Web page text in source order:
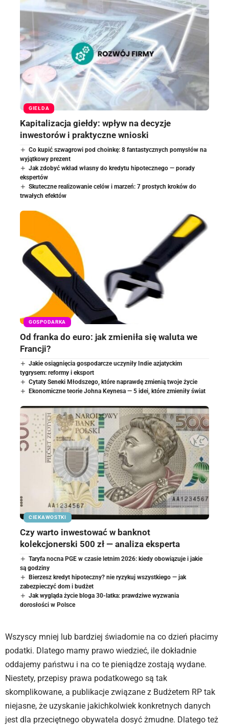
GIEŁDA
Kapitalizacja giełdy: wpływ na decyzje
inwestorów i praktyczne wnioski
Co kupić szwagrowi pod choinkę: 8 fantastycznych pomysłów na
wyjątkowy prezent
Jak zdobyć wkład własny do kredytu hipotecznego — porady
ekspertów
Skuteczne realizowanie celów i marzeń: 7 prostych kroków do
trwałych efektów
GOSPODARKA
Od franka do euro: jak zmieniła się waluta we
Francji?
Jakie osiągnięcia gospodarcze uczyniły Indie azjatyckim
tygrysem: reformy i eksport
Cytaty Seneki Młodszego, które naprawdę zmienią twoje życie
Ekonomiczne teorie Johna Keynesa — 5 idei, które zmieniły świat
CIEKAWOSTKI
Czy warto inwestować w banknot
kolekcjonerski 500 zł — analiza eksperta
Taryfa nocna PGE w czasie letnim 2026: kiedy obowiązuje i jakie
są godziny
Bierzesz kredyt hipoteczny? nie ryzykuj wszystkiego — jak
zabezpieczyć dom i budżet
Jak wygląda życie bloga 30-latka: prawdziwe wyzwania
dorosłości w Polsce
Wszyscy mniej lub bardziej świadomie na co dzień płacimy
podatki. Dlatego mamy prawo wiedzieć, ile dokładnie
oddajemy państwu i na co te pieniądze zostają wydane.
Niestety, przepisy prawa podatkowego są tak
skomplikowane, a publikacje związane z Budżetem RP tak
niejasne, że uzyskanie jakichkolwiek konkretnych danych
jest dla przeciętnego obywatela dosyć żmudne. Dlatego też